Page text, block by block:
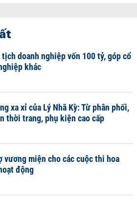
tịch doanh nghiệp vốn 100 tỷ, góp cổ
khác
xa xỉ của Lý Nhã Kỳ: Từ phân phối,
thời trang, phụ kiện cao cấp
vương miện cho các cuộc thi hoa
động